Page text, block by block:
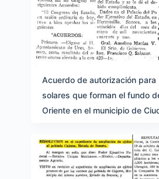
Acuerdo de autorización para
solares que forman el fundo
Oriente en el municipio de